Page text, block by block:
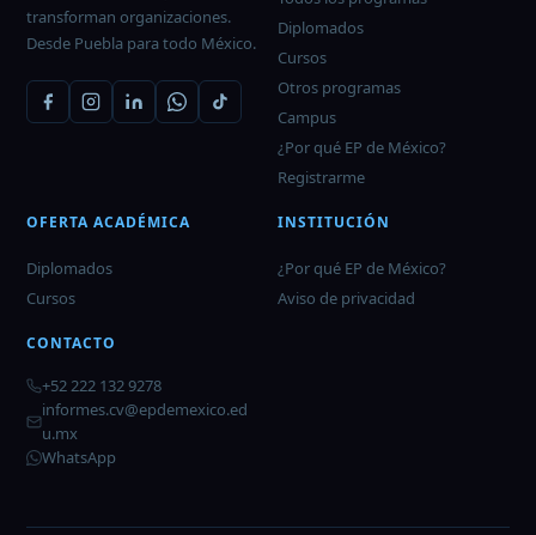
transforman organizaciones.
Desde Puebla para todo México.
Diplomados
Cursos
Otros programas
Campus
¿Por qué EP de México?
Registrarme
OFERTA ACADÉMICA
Diplomados
Cursos
INSTITUCIÓN
¿Por qué EP de México?
Aviso de privacidad
CONTACTO
+52 222 132 9278
informes.cv@epdemexico.ed
u.mx
WhatsApp